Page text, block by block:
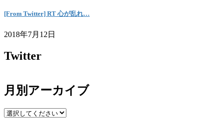
[From Twitter] RT 心が乱れ…
2018年7月12日
Twitter
月別アーカイブ